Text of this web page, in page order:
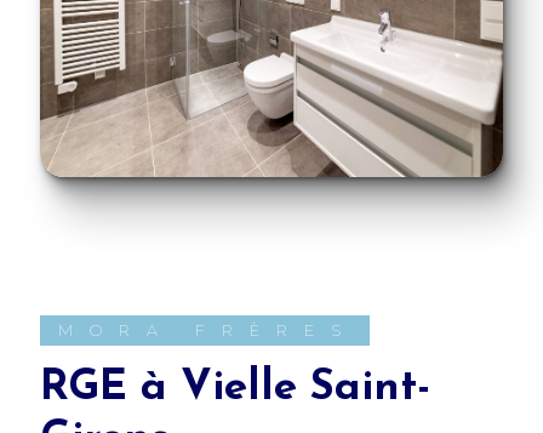
MORA FRÈRES
RGE à Vielle Saint-